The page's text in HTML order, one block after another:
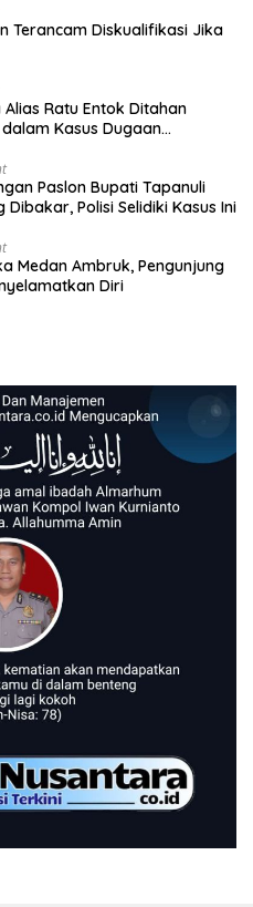
Terancam Diskualifikasi Jika
Ratu Entok Ditahan
Kasus Dugaan
Paslon Bupati Tapanuli
Dibakar, Polisi Selidiki Kasus Ini
Medan Ambruk, Pengunjung
Diri